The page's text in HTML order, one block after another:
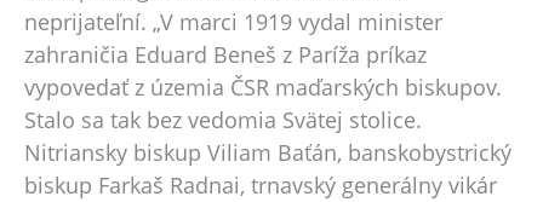
neprijateľní. „V marci 1919 vydal minister
zahraničia Eduard Beneš z Paríža príkaz
vypovedať z územia ČSR maďarských biskupov.
Stalo sa tak bez vedomia Svätej stolice.
Nitriansky biskup Viliam Baťán, banskobystrický
biskup Farkaš Radnai, trnavský generálny vikár